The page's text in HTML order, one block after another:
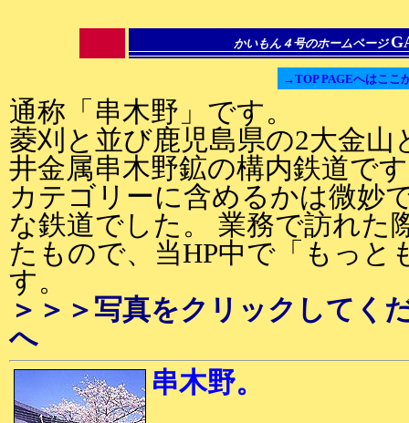
かいもん４号のホームページ
→TOP PAGEへはここ
通称「串木野」です。
菱刈と並び鹿児島県の2大金
井金属串木野鉱の構内鉄道で
カテゴリーに含めるかは微妙
な鉄道でした。 業務で訪れた
たもので、当HP中で「もっと
す。
＞＞＞写真をクリックしてく
へ
串木野。